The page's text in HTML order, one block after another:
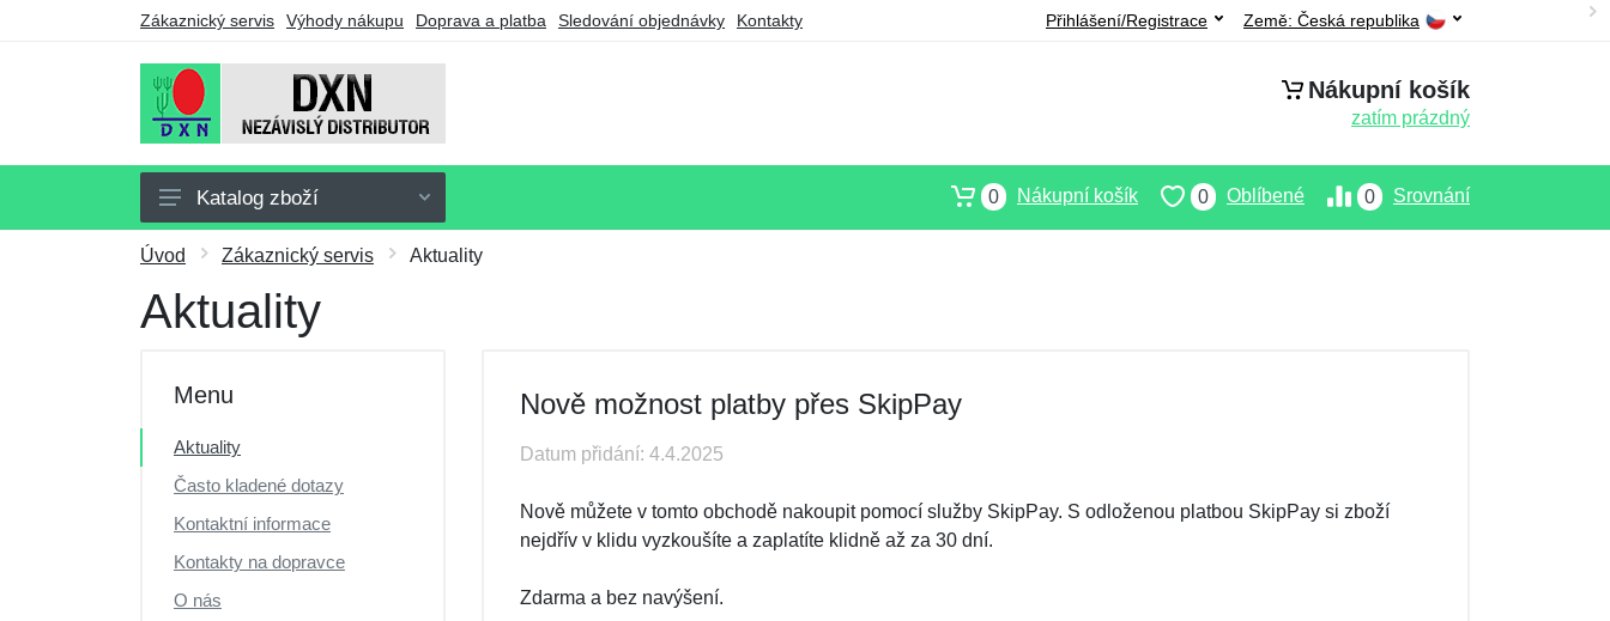
Zákaznický servis Výhody nákupu Doprava a platba Sledování objednávky Kontakty Země: Česká republika
Přihlášení/Registrace
Nákupní košík
zatím prázdný
Doplňky stravy
Nápoje
Výprodej
Katalog zboží 0 Srovnání
0 Oblíbené
0 Nákupní košík
Úvod Zákaznický servis Aktuality
Aktuality
Menu
Aktuality
Často kladené dotazy
Kontaktní informace
Kontakty na dopravce
O nás
Nově možnost platby přes SkipPay
Datum přidání: 4.4.2025
Nově můžete v tomto obchodě nakoupit pomocí služby SkipPay. S odloženou platbou SkipPay si zboží
nejdřív v klidu vyzkoušíte a zaplatíte klidně až za 30 dní.
Zdarma a bez navýšení.